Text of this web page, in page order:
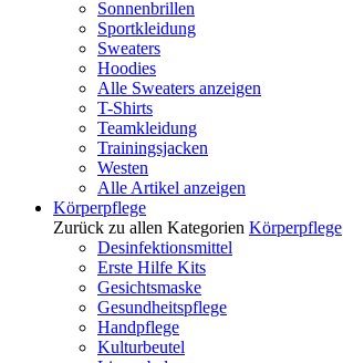
Sonnenbrillen
Sportkleidung
Sweaters
Hoodies
Alle Sweaters anzeigen
T-Shirts
Teamkleidung
Trainingsjacken
Westen
Alle Artikel anzeigen
Körperpflege
Zurück zu allen Kategorien Körperpflege
Desinfektionsmittel
Erste Hilfe Kits
Gesichtsmaske
Gesundheitspflege
Handpflege
Kulturbeutel